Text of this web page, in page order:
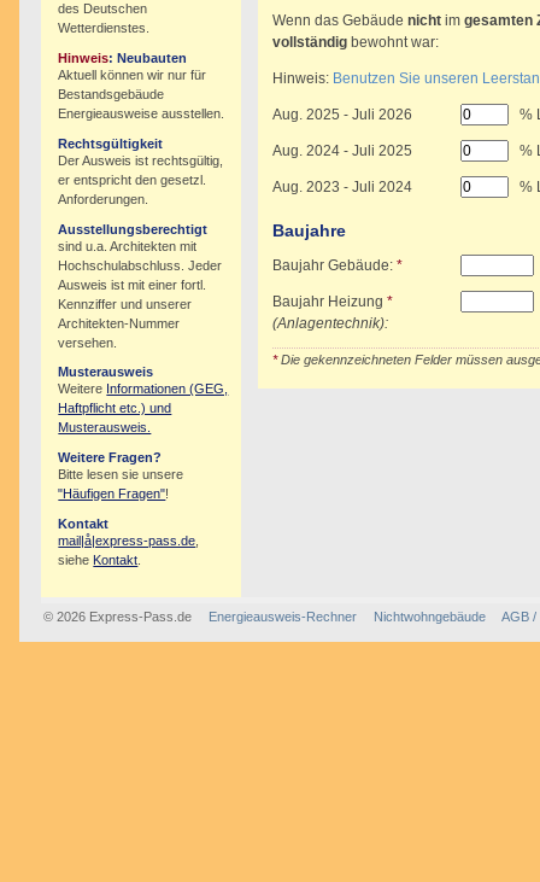
Wenn das Gebäude nichtim gesamten
vollständigbewohnt war:
Hinweis: Benutzen Sie unseren
Aug. 2025 - Juli 2026 %
Aug. 2024- Juli 2025 %
Aug. 2023 - Juli 2024 %
Baujahre
Baujahr Gebäude:*
Baujahr Heizung *
(Anlagentechnik):
*Die gekennzeichneten Felder müssen
des Deutschen
Wetterdienstes.
Hinweis: Neubauten
Aktuell können wir nur für
Bestandsgebäude
Energieausweise ausstellen.
Rechtsgültigkeit
Der Ausweis ist rechtsgültig,
er entspricht den gesetzl.
Anforderungen.
Ausstellungsberechtigt
sind u.a. Architekten mit
Hochschulabschluss. Jeder
Ausweis ist mit einer fortl.
Kennziffer und unserer
Architekten-Nummer
versehen.
Musterausweis
Weitere Informationen (GEG,
Haftpflicht etc.) und
Musterausweis.
Weitere Fragen?
Bitte lesen sie unsere
"Häufigen Fragen"!
Kontakt
mail|å|express-pass.de
sieheKontakt
© 2026 Express-Pass.de Energieausweis-Rechner Nichtwohngebäude AGB